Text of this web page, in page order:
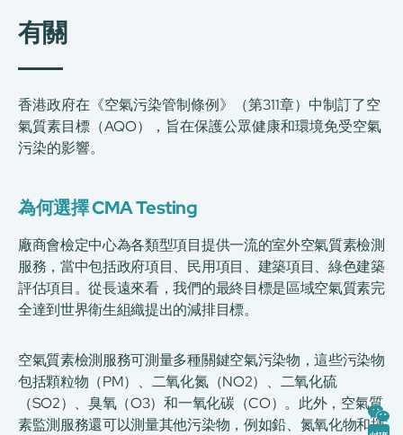
有關
香港政府在《空氣污染管制條例》（第311章）中制訂了空
氣質素目標（AQO），旨在保護公眾健康和環境免受空氣
污染的影響。
為何選擇 CMA Testing
廠商會檢定中心為各類型項目提供一流的室外空氣質素檢測
服務，當中包括政府項目、民用項目、建築項目、綠色建築
評估項目。從長遠來看，我們的最終目標是區域空氣質素完
全達到世界衛生組織提出的減排目標。
空氣質素檢測服務可測量多種關鍵空氣污染物，這些污染物
包括顆粒物（PM）、二氧化氮（NO2）、二氧化硫
（SO2）、臭氧（O3）和一氧化碳（CO）。此外，空氣質
素監測服務還可以測量其他污染物，例如鉛、氮氧化物和揮